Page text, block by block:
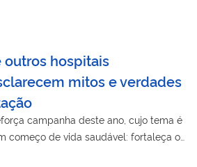
outros hospitais
mitos e verdades
campanha deste ano, cujo tema é
começo de vida saudável: fortaleça o